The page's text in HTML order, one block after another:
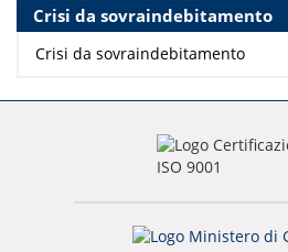
Crisi da sovraindebitamento
Crisi da sovraindebitamento